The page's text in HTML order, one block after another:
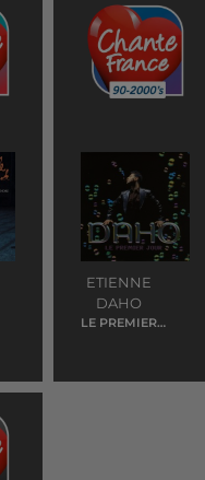
ETIENNE
DAHO
LE PREMIER